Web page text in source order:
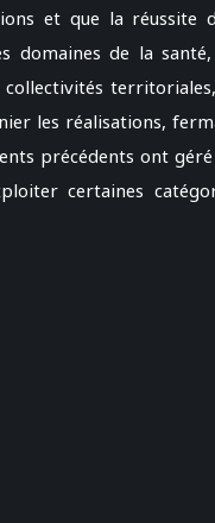
et que la réussite
domaines de la
collectivités
les réalisations,
précédents ont
certaines